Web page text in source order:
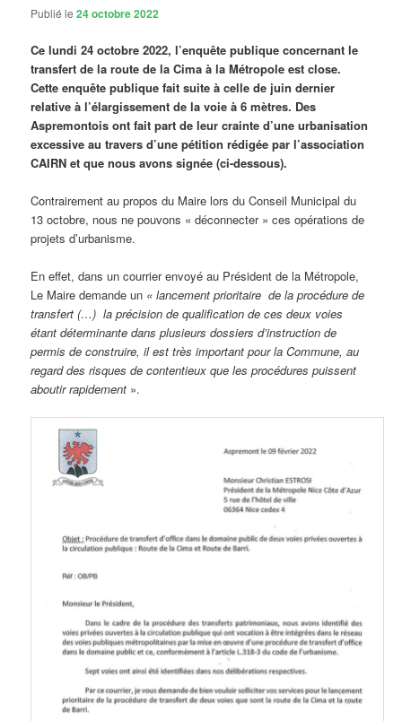
Publié le24 octobre 2022
Ce lundi 24 octobre 2022, l’enquête publique concernant le
transfert de la route de la Cima à la Métropole est close.
Cette enquête publique fait suite à celle de juin dernier
relative à l’élargissement de la voie à 6 mètres. Des
Aspremontois ont fait part de leur crainte d’une urbanisation
excessive au travers d’une pétition rédigée par l’association
CAIRN et que nous avons signée (ci-dessous).
Contrairement au propos du Maire lors du Conseil Municipal du
13 octobre, nous ne pouvons « déconnecter » ces opérations de
projets d’urbanisme.
En effet, dans un courrier envoyé au Président de la Métropole,
Le Maire demande un « lancement prioritaire de la procédure de
transfert (…) la précision de qualification de ces deux voies
étant déterminante dans plusieurs dossiers d’instruction de
permis de construire, il est très important pour la Commune, au
regard des risques de contentieux que les procédures puissent
aboutir rapidement ».